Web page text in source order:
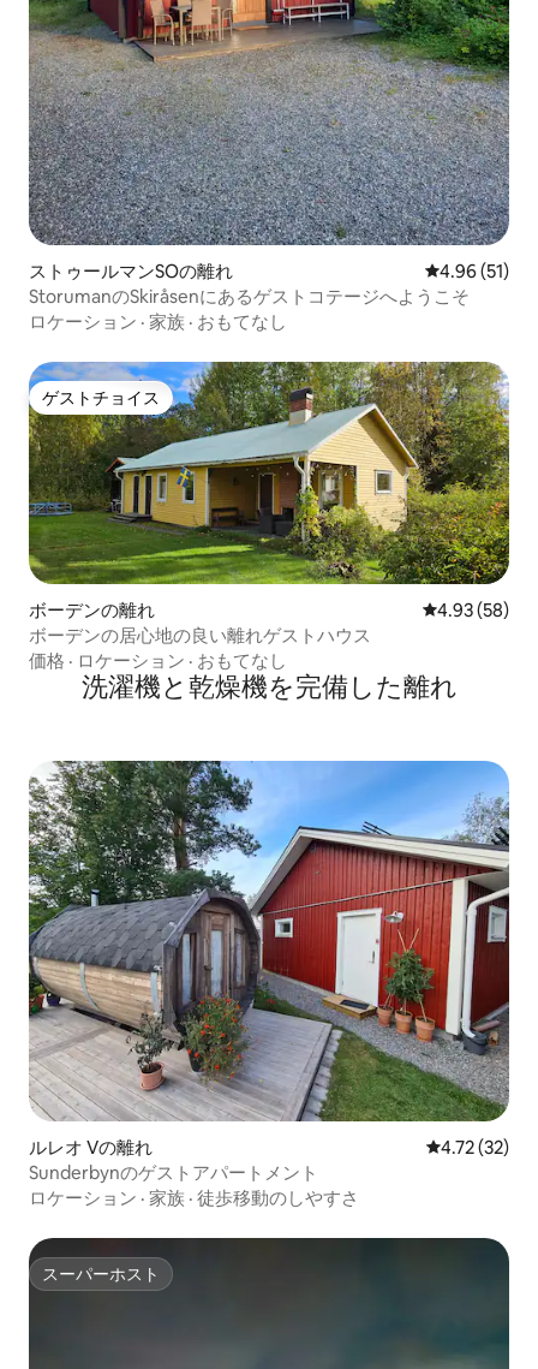
ストゥールマンSOの離れ レビュー51
4.96 (51)
StorumanのSkiråsenにあるゲストコテージへようこそ
ロケーション · 家族 · おもてなし
ゲストチョイス
ゲストチョイス
ボーデンの離れ レビュー58
4.93 (58)
ボーデンの居心地の良い離れゲストハウス
価格 · ロケーション · おもてなし
洗濯機と乾燥機を完備した離れ
ルレオ Vの離れ レビュー32
4.72 (32)
Sunderbynのゲストアパートメント
ロケーション · 家族 · 徒歩移動のしやすさ
スーパーホスト
スーパーホスト